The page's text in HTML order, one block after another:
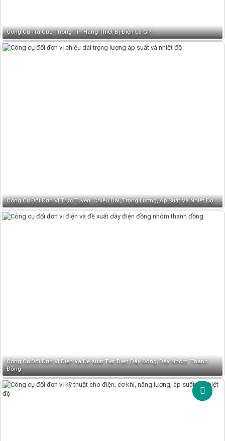
Công Cụ Tra Cứu Thông Tin Hãng Thiết Bị Điện Là Gì?
Công Cụ Đổi Đơn Vị Trực Tuyến: Chiều Dài, Trọng Lượng, Áp Suất Và Nhiệt Độ
Công Cụ Đổi Đơn Vị Điện Và Đề Xuất Tiết Diện Dây Đồng, Dây Nhôm, Thanh
Đồng